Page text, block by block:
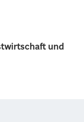
und